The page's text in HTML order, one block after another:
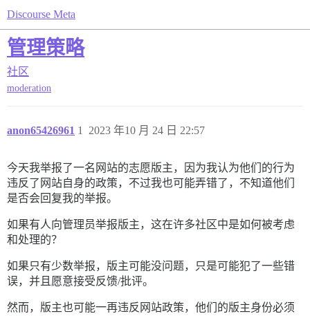
Discourse Meta
管理策略
社区
moderation
anon65426961 2023 年10 月 24 日 22:57
1
今天我举报了一名网站的志愿版主，因为我认为他们的行为
违反了网站自身的政策，不过我也可能弄错了，不知道他们
是否会回复我的举报。
如果有人向管理员举报版主，这在许多社区中是如何被考虑
和处理的？
如果只有少数举报，版主可能没问题，只是可能犯了一些错
误，并且愿意接受反馈/批评。
然而，版主也可能一再违反网站政策，他们的版主身份必须